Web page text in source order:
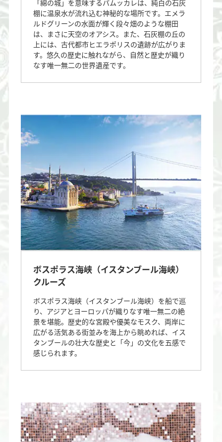
「綿の城」を意味するパムッカレは、純白の石灰
棚に温泉水が流れ込む神秘的な場所です。エメラ
ルドグリーンの水面が輝く段々畑のような棚田
は、まさに天空のオアシス。また、石灰棚の丘の
上には、古代都市ヒエラポリスの遺跡が広がりま
す。悠久の歴史に触れながら、自然と歴史が織り
なす唯一無二の世界遺産です。
ボスポラス海峡（イスタンブール海峡）
クルーズ
ボスポラス海峡（イスタンブール海峡）を船で巡
り、アジアとヨーロッパが織りなす唯一無二の絶
景を堪能。歴史的な宮殿や優美なモスク、両岸に
広がる活気ある街並みを海上から眺めれば、イス
タンブールの壮大な歴史と「今」の文化を五感で
感じられます。